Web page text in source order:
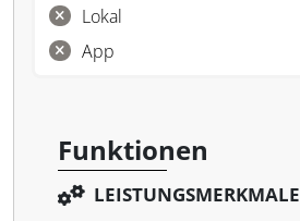
Lokal
App
Funktionen
LEISTUNGSMERKMALE